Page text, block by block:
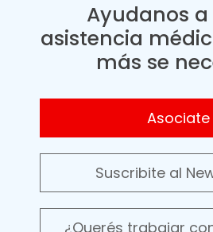
Ayudanos
asistencia
más se
Asociate
Suscribite al
¿Querés trabajar